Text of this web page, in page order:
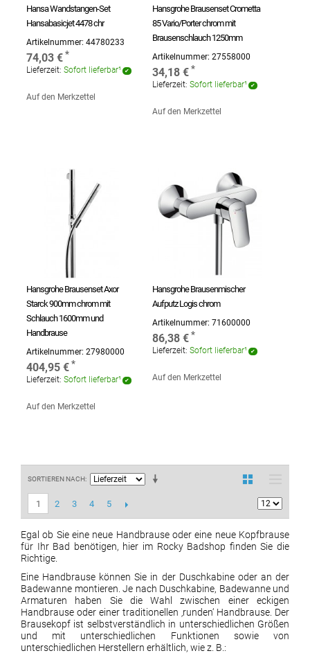
Egal ob Sie eine neue Handbrause oder eine neue Kopfbrause
für Ihr Bad benötigen, hier im Rocky Badshop finden Sie die
Richtige.
Eine Handbrause können Sie in der Duschkabine oder an der
Badewanne montieren. Je nach Duschkabine, Badewanne und
Armaturen haben Sie die Wahl zwischen einer eckigen
Handbrause oder einer traditionellen ‚runden‘ Handbrause. Der
Brausekopf ist selbstverständlich in unterschiedlichen Größen
und mit unterschiedlichen Funktionen sowie von
unterschiedlichen Herstellern erhältlich, wie z. B.:
Hansa Wandstangen-Set
Hansabasicjet 4478 chr
Artikelnummer: 44780233
74,03 €
Lieferzeit: Sofort lieferbar¹
Auf den Merkzettel
Hansgrohe Brausenset Crometta
85 Vario/Porter chrom mit
Brausenschlauch 1250mm
Artikelnummer:27558000
34,18 €
Lieferzeit: Sofort lieferbar¹
Auf den Merkzettel
Hansgrohe Brausenset Axor
Starck 900mm chrom mit
Schlauch 1600mm und
Handbrause
Artikelnummer: 27980000
404,95 €
Lieferzeit: Sofort lieferbar¹
Auf den Merkzettel
Hansgrohe Brausenmischer
Aufputz Logis chrom
Artikelnummer:71600000
86,38 €
Lieferzeit: Sofort lieferbar¹
Auf den Merkzettel
SORTIEREN NACH
1 2 3 4 5